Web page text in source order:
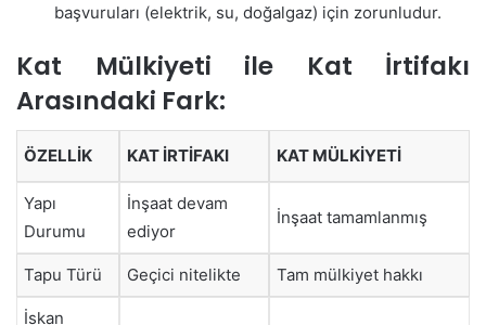
başvuruları (elektrik, su, doğalgaz) için zorunludur.
Kat Mülkiyeti ile Kat İrtifakı
Arasındaki Fark:
ÖZELLIK KAT İRTIFAKI KAT MÜLKIYETI
Yapı
Durumu
İnşaat devam
ediyor
İnşaat tamamlanmış
Tapu Türü Geçici nitelikte Tam mülkiyet hakkı
İskan